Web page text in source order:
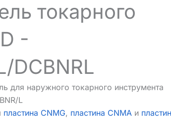
токарного
-
DCBNRL
для наружного токарного инструмента
L
пластина CNMG, пластина CNMA и